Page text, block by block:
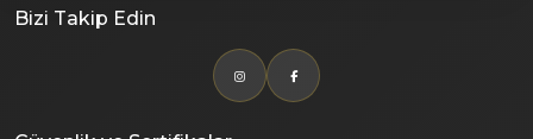
Bizi Takip Edin